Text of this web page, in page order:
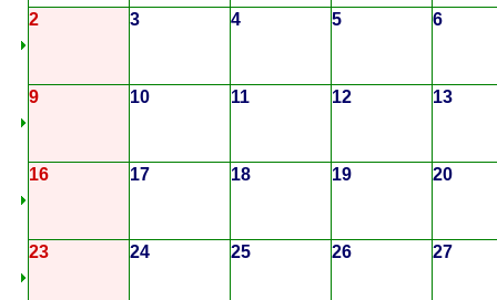
2 3 4 5 6
9 10 11 12 13
16 17 18 19 20
23 24 25 26 27